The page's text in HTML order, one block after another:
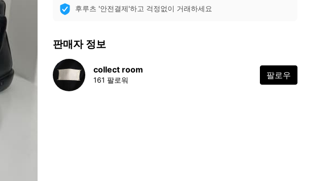
후루츠 '안전결제'하고 걱정없이 거래하세요
판매자 정보
collect room
161 팔로워 팔로우